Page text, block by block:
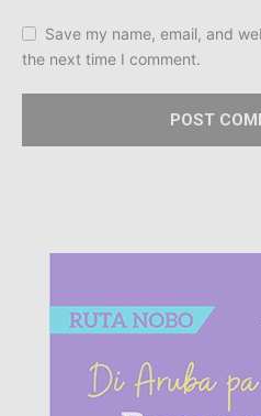
Save my name, email, and
the next time I comment.